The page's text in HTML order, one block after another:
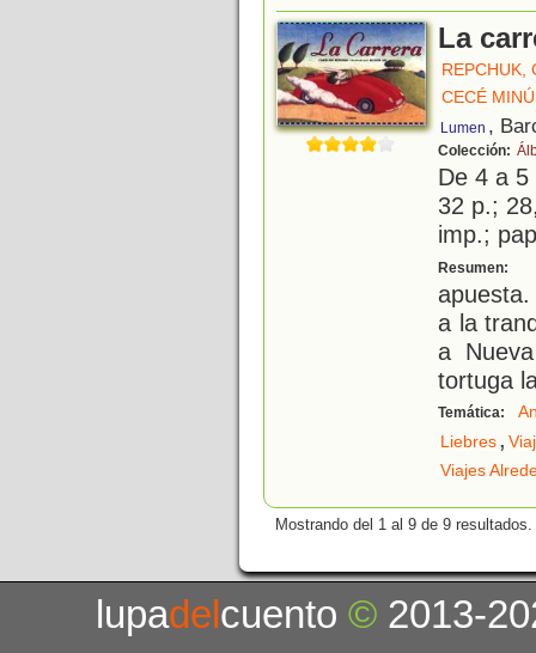
La
REPCHUK,
CECÉ
Lumen ,
Colección:
De 4 a
32 p.;
imp.;
Resumen:
a la
a
tortuga
Temática:
Liebres,
Viajes
Mostrando del 1 al 9 de 9 resultados.
lupadelcuento© 2013-